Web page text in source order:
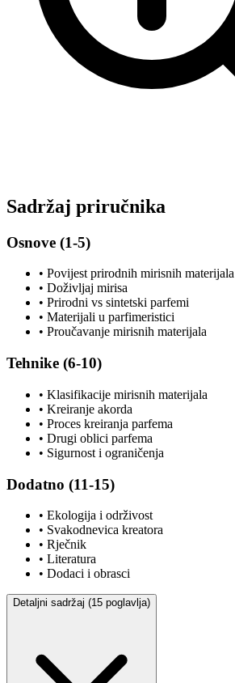
Sadržaj priručnika
Osnove (1-5)
• Povijest prirodnih mirisnih materijala
• Doživljaj mirisa
• Prirodni vs sintetski parfemi
• Materijali u parfimeristici
• Proučavanje mirisnih materijala
Tehnike (6-10)
• Klasifikacije mirisnih materijala
• Kreiranje akorda
• Proces kreiranja parfema
• Drugi oblici parfema
• Sigurnost i ograničenja
Dodatno (11-15)
• Ekologija i održivost
• Svakodnevica kreatora
• Rječnik
• Literatura
• Dodaci i obrasci
Detaljni sadržaj (15 poglavlja)